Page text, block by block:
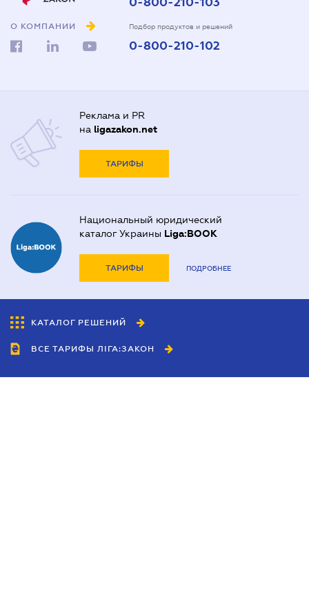
О КОМПАНИИ Подбор продуктов и решений
0-800-210-102
Реклама и PR
на ligazakon.net
ТАРИФЫ
Национальный юридический
каталог Украины Liga:BOOK
ТАРИФЫ ПОДРОБНЕЕ
КАТАЛОГ РЕШЕНИЙ
ВСЕ ТАРИФЫ ЛІГА:ЗАКОН